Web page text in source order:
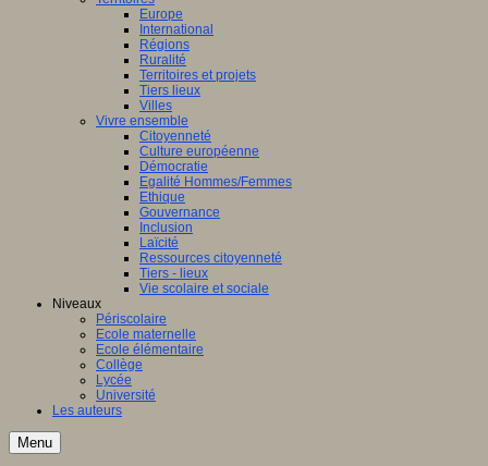
Europe
International
Régions
Ruralité
Territoires et projets
Tiers lieux
Villes
Vivre ensemble
Citoyenneté
Culture européenne
Démocratie
Egalité Hommes/Femmes
Ethique
Gouvernance
Inclusion
Laïcité
Ressources citoyenneté
Tiers - lieux
Vie scolaire et sociale
Niveaux
Périscolaire
Ecole maternelle
Ecole élémentaire
Collège
Lycée
Université
Les auteurs
Menu